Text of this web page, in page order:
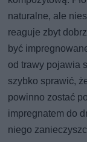
naturalne, ale
reaguje zbyt
być
od trawy pojawia
szybko sprawić,
powinno zostać
impregnatem do
niego